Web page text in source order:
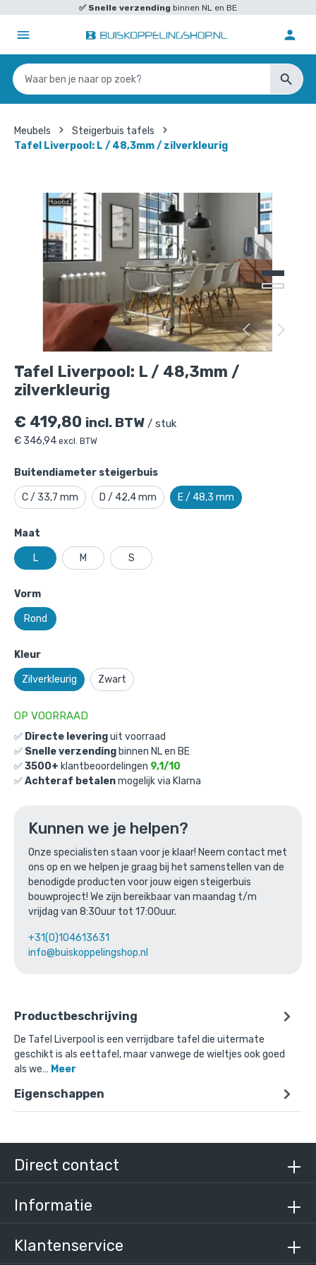
✅ Snelle verzending binnen NL en BE
Meubels
Steigerbuis tafels
Tafel Liverpool: L / 48,3mm / zilverkleurig
Tafel Liverpool: L / 48,3mm /
zilverkleurig
€ 419,80 incl. BTW / stuk
€ 346,94 excl. BTW
Buitendiameter steigerbuis
C / 33,7 mm D / 42,4 mm E / 48,3 mm
Maat
L M S
Vorm
Rond
Kleur
Zilverkleurig Zwart
OP VOORRAAD
✅ Directe leveringuit voorraad
✅ Snelle verzending binnen NL en BE
✅3500+ klantbeoordelingen 9,1/10
✅Achteraf betalenmogelijk via Klarna
Kunnen we je helpen?
Onze specialisten staan voor je klaar! Neem contact met
ons op en we helpen je graag bij het samenstellen van de
benodigde producten voor jouw eigen steigerbuis
bouwproject! We zijn bereikbaar van maandag t/m
vrijdag van 8:30uur tot 17:00uur.
+31(0)104613631
info@buiskoppelingshop.nl
Productbeschrijving
De Tafel Liverpool is een verrijdbare tafel die uitermate
geschikt is als eettafel, maar vanwege de wieltjes ook goed
als we… Meer
Eigenschappen
zilverkleurig
winkelmandje
Tafel Liverpool: L / 48,3mm /
Productnummer: BMP30103E-L
€419,80 incl. BTW/ stuk
€ 346,94 excl. BTW
Ga naar winkelmandje
of verder winkelen
Direct contact
Informatie
Klantenservice